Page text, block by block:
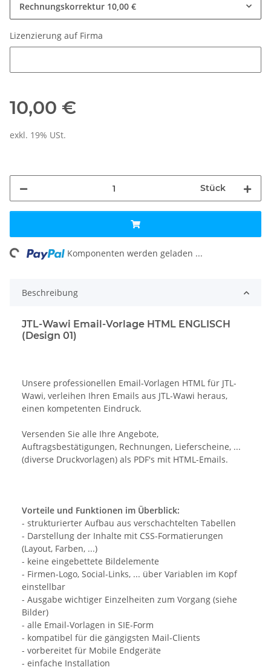
Rechnungskorrektur 10,00 €
Lizenzierung auf Firma
10,00 €
exkl. 19% USt.
Stück
Komponenten werden geladen ...
Beschreibung
JTL-Wawi Email-Vorlage HTML ENGLISCH
(Design 01)
Unsere professionellen Email-Vorlagen HTML für JTL-
Wawi, verleihen Ihren Emails aus JTL-Wawi heraus,
einen kompetenten Eindruck.
Versenden Sie alle Ihre Angebote,
Auftragsbestätigungen, Rechnungen, Lieferscheine, ...
(diverse Druckvorlagen) als PDF's mit HTML-Emails.
Vorteile und Funktionen im Überblick:
- strukturierter Aufbau aus verschachtelten Tabellen
- Darstellung der Inhalte mit CSS-Formatierungen
(Layout, Farben, ...)
- keine eingebettete Bildelemente
- Firmen-Logo, Social-Links, ... über Variablen im Kopf
einstellbar
- Ausgabe wichtiger Einzelheiten zum Vorgang (siehe
Bilder)
- alle Email-Vorlagen in SIE-Form
- kompatibel für die gängigsten Mail-Clients
- vorbereitet für Mobile Endgeräte
- einfache Installation